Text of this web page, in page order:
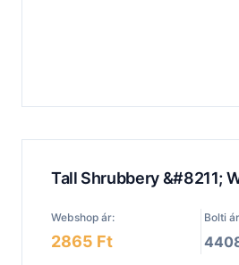
Tall Shrubbery &#8211;
Webshop ár: Bolti
2865 Ft